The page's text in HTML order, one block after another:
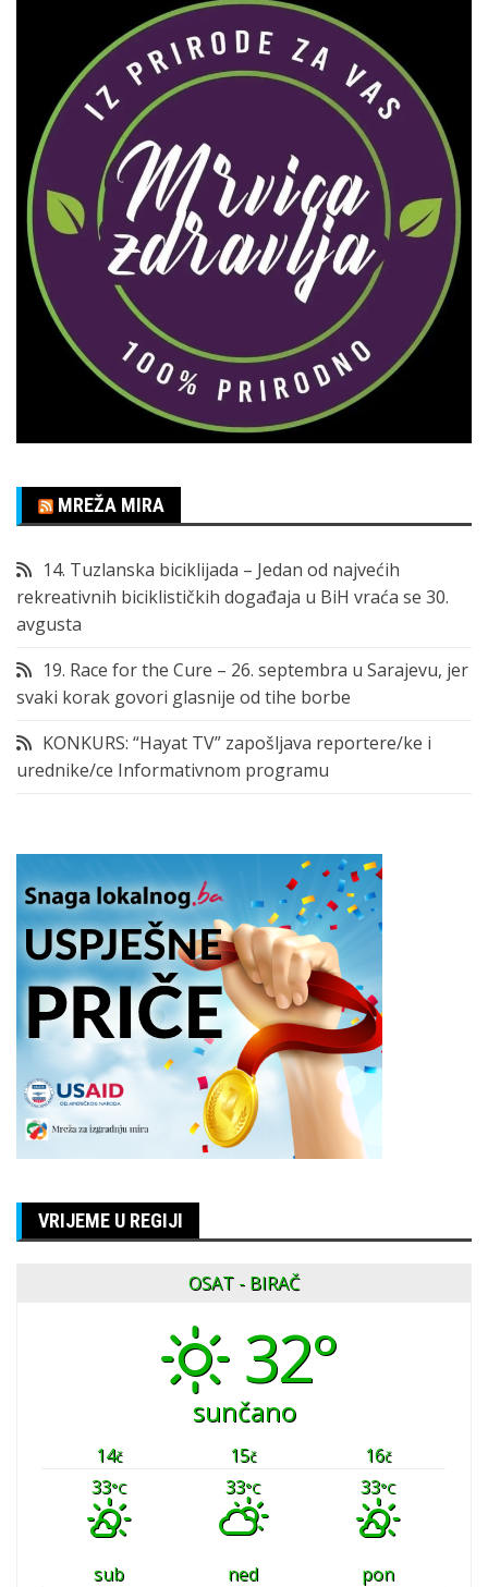
MREŽA MIRA
14. Tuzlanska biciklijada – Jedan od najvećih
rekreativnih biciklističkih događaja u BiH vraća se 30.
avgusta
19. Race for the Cure – 26. septembra u Sarajevu, jer
svaki korak govori glasnije od tihe borbe
KONKURS: “Hayat TV” zapošljava reportere/ke i
urednike/ce Informativnom programu
VRIJEME U REGIJI
OSAT - BIRAČ
32°
sunčano
14č 15č 16č
33°C 33°C 33°C
sub ned
pon